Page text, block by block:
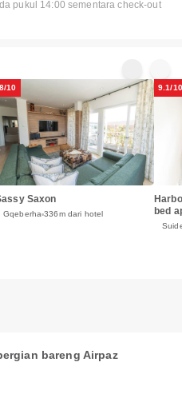
pukul 14:00 sementara check-out
8/10
Saxon
Gqeberha 336m dari hotel
9.1/10
bed
bareng Airpaz